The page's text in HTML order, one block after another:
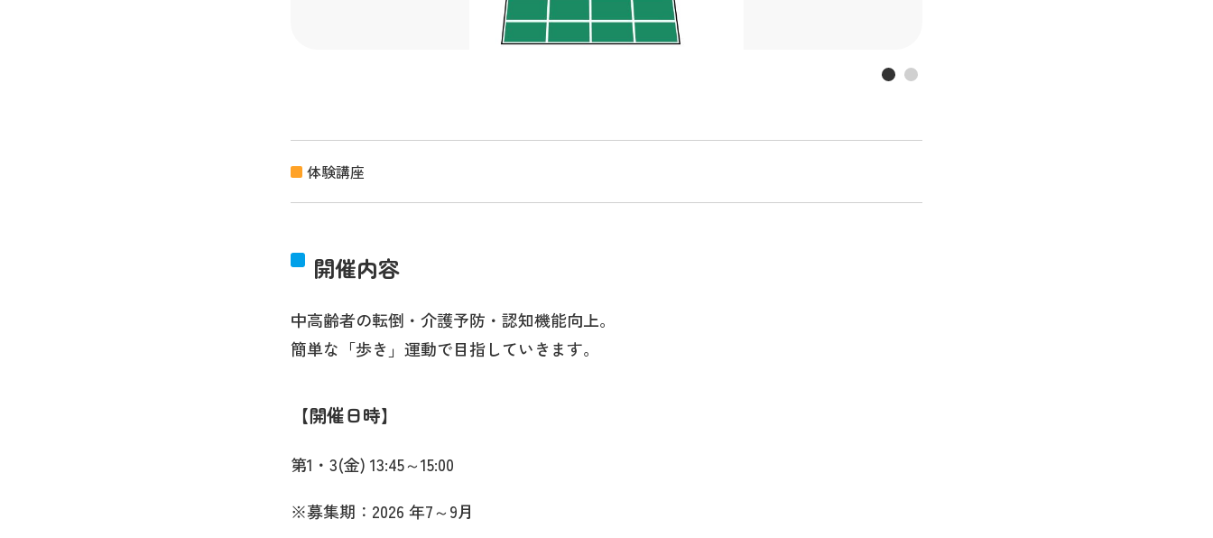
体験講座
開催内容
中高齢者の転倒・介護予防・認知機能向上。
簡単な「歩き」運動で目指していきます。
開催日時
第1・3(金) 13:45～15:00
※募集期：2026 年7～9月